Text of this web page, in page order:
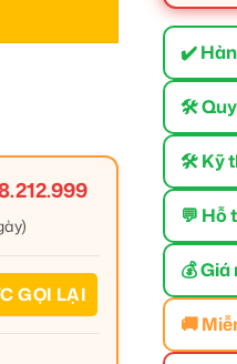
✔️
🛠
🛠 Kỹ
💬 Hỗ
💰
🚚